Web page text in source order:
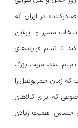
در ایران که
مسیر و ایرلاین
تا تمام فرایندهای
دهد. مزیت بزرگ
که زمان حمل‌ونقل را
که برای کالاهای
حساس اهمیت زیادی